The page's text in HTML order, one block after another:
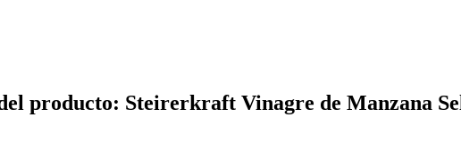
producto: Steirerkraft Vinagre de Manzana